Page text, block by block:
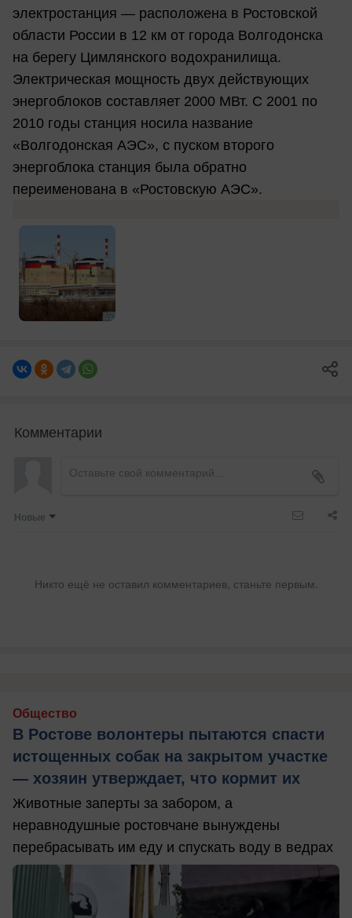
электростанция — расположена в Ростовской
области России в 12 км от города Волгодонска
на берегу Цимлянского водохранилища.
Электрическая мощность двух действующих
энергоблоков составляет 2000 МВт. С 2001 по
2010 годы станция носила название
«Волгодонская АЭС», с пуском второго
энергоблока станция была обратно
переименована в «Ростовскую АЭС».
Комментарии
Новые
Никто ещё не оставил комментариев, станьте первым.
Общество
В Ростове волонтеры пытаются спасти
истощенных собак на закрытом участке
— хозяин утверждает, что кормит их
Животные заперты за забором, а
неравнодушные ростовчане вынуждены
перебрасывать им еду и спускать воду в ведрах